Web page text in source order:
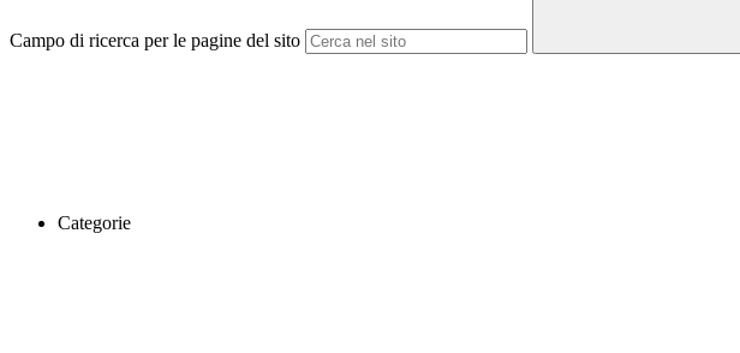
Campo di ricerca per le pagine del sito
Categorie